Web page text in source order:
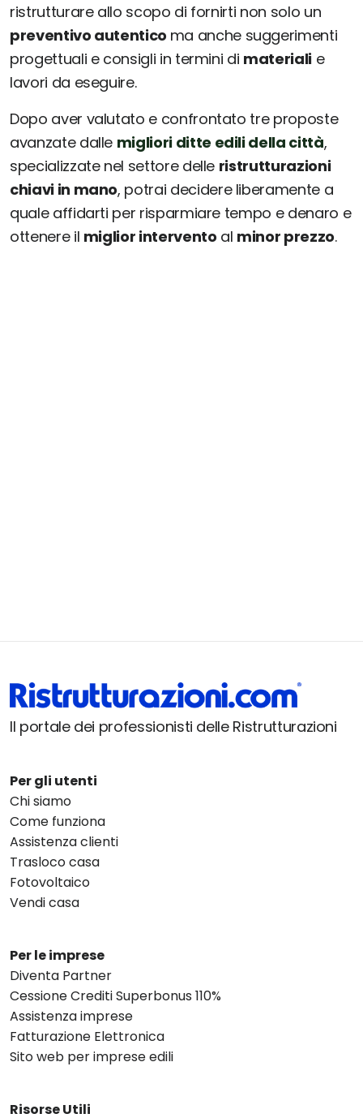
ristrutturare allo scopo di fornirti non solo un
preventivo autentico ma anche suggerimenti
progettuali e consigli in termini di materialie
lavori da eseguire.
Dopo aver valutato e confrontato tre proposte
avanzate dalle migliori ditte edili della città,
specializzate nel settore delle ristrutturazioni
chiavi in mano, potrai decidere liberamente a
quale affidarti per risparmiare tempo e denaro e
ottenere il miglior intervento al minor prezzo.
Il portale dei professionisti delle Ristrutturazioni
Per gli utenti
Chi siamo
Come funziona
Assistenza clienti
Trasloco casa
Fotovoltaico
Vendi casa
Per le imprese
Diventa Partner
Cessione Crediti Superbonus 110%
Assistenza imprese
Fatturazione Elettronica
Sito web per imprese edili
Risorse Utili